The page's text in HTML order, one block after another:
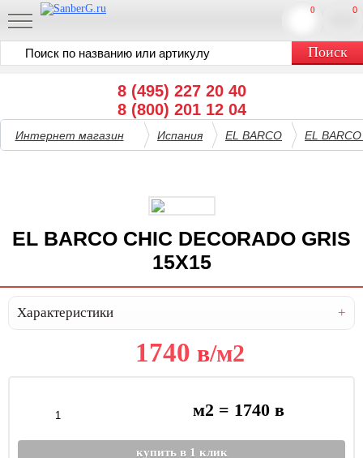
8 (495) 227 20 40
8 (800) 201 12 04
0
0
Интернет магазин Испания EL BARCO EL
EL BARCO CHIC DECORADO GRIS
15X15
Характеристики
1740 в/м2
м2 = 1740 в
купить в 1 клик